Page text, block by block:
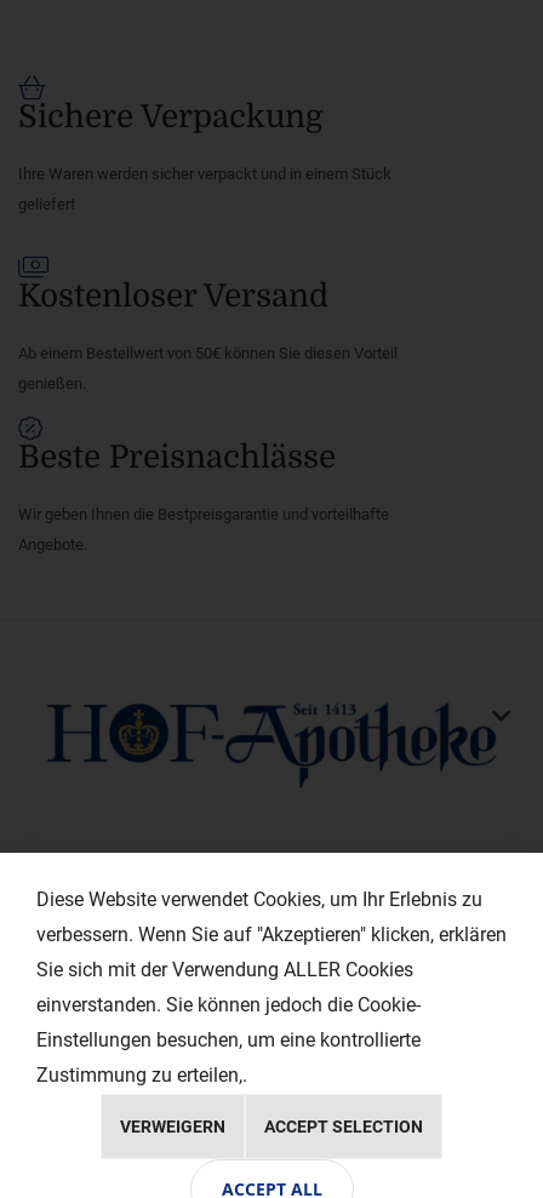
Sichere Verpackung
Ihre Waren werden sicher verpackt und in einem Stück
geliefert
Kostenloser Versand
Ab einem Bestellwert von 50€ können Sie diesen Vorteil
genießen.
Beste Preisnachlässe
Wir geben Ihnen die Bestpreisgarantie und vorteilhafte
Angebote.
EXTRAS
Copyright © 2024 Ihr Layout - Werbeagentur
Diese Website verwendet Cookies, um Ihr Erlebnis zu
verbessern. Wenn Sie auf "Akzeptieren" klicken, erklären
Sie sich mit der Verwendung ALLER Cookies
einverstanden. Sie können jedoch die Cookie-
Einstellungen besuchen, um eine kontrollierte
Zustimmung zu erteilen,.
VERWEIGERN ACCEPT SELECTION
ACCEPT ALL